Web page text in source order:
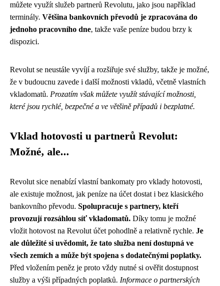
můžete využít služeb partnerů Revolutu, jako jsou například
terminály. Většina bankovních převodů je zpracována do
jednoho pracovního dne, takže vaše peníze budou brzy k
dispozici.
Revolut se neustále vyvíjí a rozšiřuje své služby, takže je možné,
že v budoucnu zavede i další možnosti vkladů, včetně vlastních
vkladomatů. Prozatím však můžete využít stávající možnosti,
které jsou rychlé, bezpečné a ve většině případů i bezplatné.
Vklad hotovosti u partnerů Revolut:
Možné, ale...
Revolut sice nenabízí vlastní bankomaty pro vklady hotovosti,
ale existuje možnost, jak peníze na účet dostat i bez klasického
bankovního převodu. Spolupracuje s partnery, kteří
provozují rozsáhlou síť vkladomatů. Díky tomu je možné
vložit hotovost na Revolut účet pohodlně a relativně rychle. Je
ale důležité si uvědomit, že tato služba není dostupná ve
všech zemích a může být spojena s dodatečnými poplatky.
Před vložením peněz je proto vždy nutné si ověřit dostupnost
služby a výši případných poplatků. Informace o partnerských